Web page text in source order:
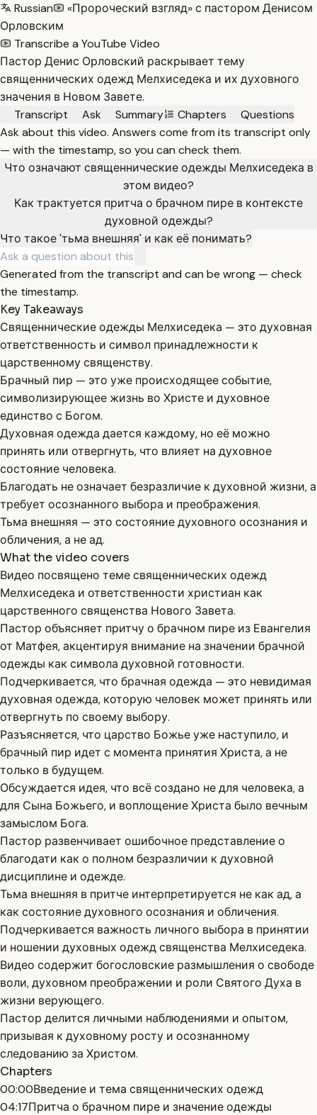
Russian
«Пророческий взгляд» с пастором Денисом
Орловским
Transcribe a YouTube Video
Пастор Денис Орловский раскрывает тему
священнических одежд Мелхиседека и их духовного
значения в Новом Завете.
Transcript
Ask Summary Chapters
Questions
Ask about this video. Answers come from its transcript only
— with the timestamp, so you can check them.
Что означают священнические одежды Мелхиседека в
этом видео?
Как трактуется притча о брачном пире в контексте
духовной одежды?
Что такое 'тьма внешняя' и как её понимать?
Generated from the transcript and can be wrong — check
the timestamp.
Key Takeaways
Священнические одежды Мелхиседека — это духовная
ответственность и символ принадлежности к
царственному священству.
Брачный пир — это уже происходящее событие,
символизирующее жизнь во Христе и духовное
единство с Богом.
Духовная одежда дается каждому, но её можно
принять или отвергнуть, что влияет на духовное
состояние человека.
Благодать не означает безразличие к духовной жизни, а
требует осознанного выбора и преображения.
Тьма внешняя — это состояние духовного осознания и
обличения, а не ад.
What the video covers
Видео посвящено теме священнических одежд
Мелхиседека и ответственности христиан как
царственного священства Нового Завета.
Пастор объясняет притчу о брачном пире из Евангелия
от Матфея, акцентируя внимание на значении брачной
одежды как символа духовной готовности.
Подчеркивается, что брачная одежда — это невидимая
духовная одежда, которую человек может принять или
отвергнуть по своему выбору.
Разъясняется, что царство Божье уже наступило, и
брачный пир идет с момента принятия Христа, а не
только в будущем.
Обсуждается идея, что всё создано не для человека, а
для Сына Божьего, и воплощение Христа было вечным
замыслом Бога.
Пастор развенчивает ошибочное представление о
благодати как о полном безразличии к духовной
дисциплине и одежде.
Тьма внешняя в притче интерпретируется не как ад, а
как состояние духовного осознания и обличения.
Подчеркивается важность личного выбора в принятии
и ношении духовных одежд священства Мелхиседека.
Видео содержит богословские размышления о свободе
воли, духовном преображении и роли Святого Духа в
жизни верующего.
Пастор делится личными наблюдениями и опытом,
призывая к духовному росту и осознанному
следованию за Христом.
Chapters
00:00Введение и тема священнических одежд
04:17Притча о брачном пире и значение одежды